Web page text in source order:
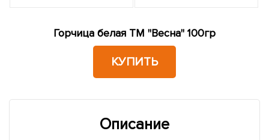
Горчица белая ТМ "Весна" 100гр
КУПИТЬ
Описание